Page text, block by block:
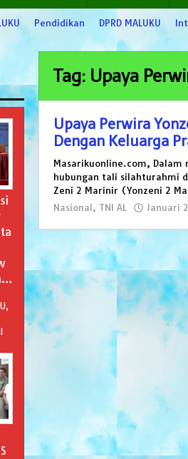
Pendidikan DPRD MALUKU
Tag: Upaya
Upaya Perwira
Dengan Keluarga
Masarikuonline.com, Dalam
hubungan tali silahturahmi
Zeni 2 Marinir (Yonzeni 2
Nasional, TNI AL Januari